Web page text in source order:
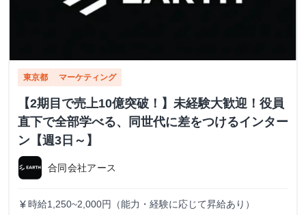
東京都 マーケティング
【2期目で売上10億突破！】未経験大歓迎！役員
直下で全部学べる、同世代に差をつけるインター
ン【週3日～】
合同会社アース
currency_yen 時給1,250~2,000円（能力・経験に応じて昇給あり）